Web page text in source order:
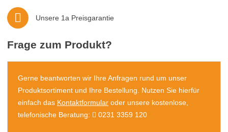
Unsere 1a Preisgarantie
Frage zum Produkt?
Gerne beantworten wir Ihre Anfragen rund um unser
Produktsortiment und Ihre Bestellung. Nutzen Sie hierfür
einfach das Kontaktformular oder unsere kostenlose,
telefonische Beratung:
0231 3359 120